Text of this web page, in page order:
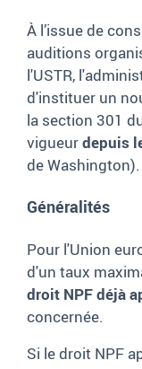
À l’issue de
auditions
l'USTR,
d'instituer un
la section 301
vigueurdepuis
de Washington).
Généralités
Pour l'Union
d'un taux
droit NPF déjà
concernée.
Si le droit NPF